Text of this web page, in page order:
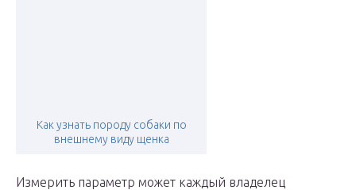
Как узнать породу собаки по
внешнему виду щенка
Измерить параметр может каждый владелец